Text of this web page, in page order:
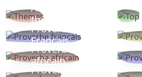
Autres
thèmes
Proverbe
Français
Proverbe
africain
Proverbe